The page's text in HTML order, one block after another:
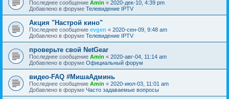
Последнее сообщение Amin « 2020-дек-10, 4:39 pm
Добавлено в форуме Телевидение IPTV
Акция "Настрой кино"
Последнее сообщение evgen « 2020-сен-09, 9:48 am
Добавлено в форуме Телевидение IPTV
проверьте свой NetGear
Последнее сообщение Amin « 2020-авг-04, 11:14 am
Добавлено в форуме Официальный форум
видео-FAQ #МишаАдминь
Последнее сообщение Amin « 2020-июл-03, 11:01 am
Добавлено в форуме Часто задаваемые вопросы